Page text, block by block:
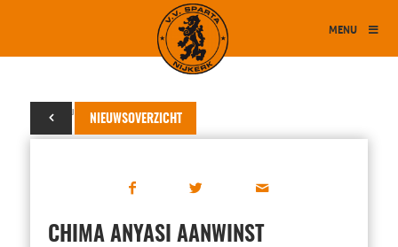
MENU
NIEUWSOVERZICHT
30 augustus 2024
CHIMA ANYASI AANWINST